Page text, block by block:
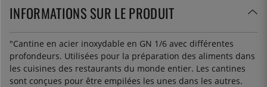
INFORMATIONS SUR LE PRODUIT
"Cantine en acier inoxydable en GN 1/6 avec différentes
profondeurs. Utilisées pour la préparation des aliments dans
les cuisines des restaurants du monde entier. Les cantines
sont conçues pour être empilées les unes dans les autres.